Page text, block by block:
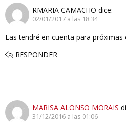
RMARIA CAMACHO dice:
02/01/2017 a las 18:34
Las tendré en cuenta para
RESPONDER
MARISA ALONSO MORAIS
31/12/2016 a las 01:06